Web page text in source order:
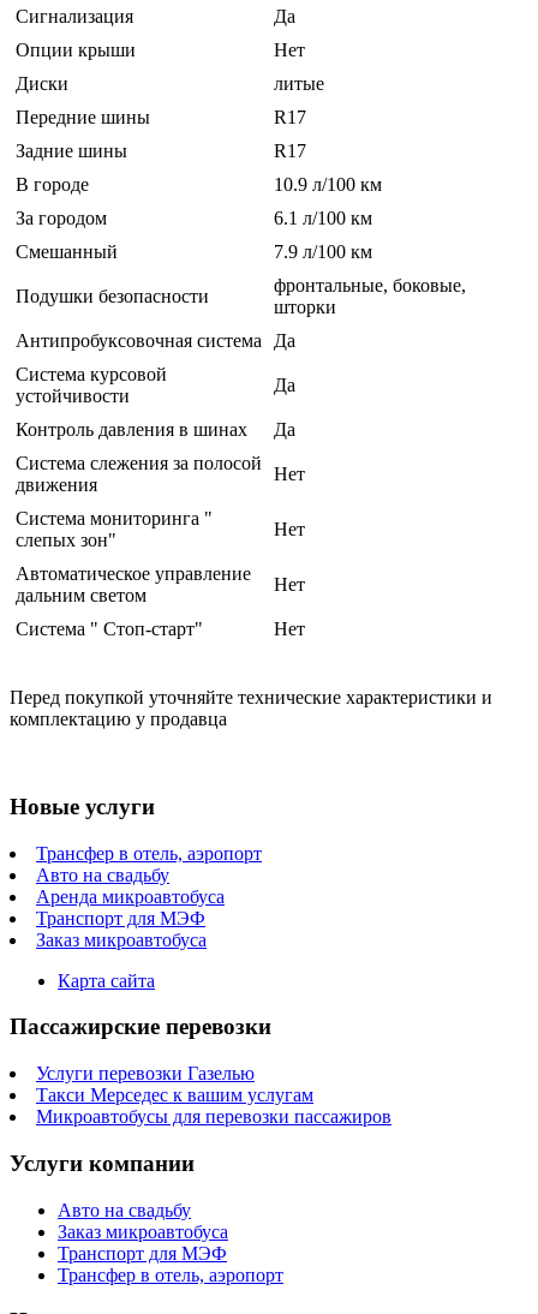
Сигнализация
Да
Опции крыши
Нет
Диски
литые
Передние шины
R17
Задние шины
R17
В городе
10.9 л/100 км
За городом
6.1 л/100 км
Смешанный
7.9 л/100 км
Подушки безопасности
фронтальные, боковые,
шторки
Антипробуксовочная система
Да
Система курсовой
устойчивости
Да
Контроль давления в шинах
Да
Система слежения за полосой
движения
Нет
Система мониторинга "
слепых зон"
Нет
Автоматическое управление
дальним светом
Нет
Система " Стоп-старт" Нет
Перед покупкой уточняйте технические характеристики и
комплектацию у продавца
Новые услуги
Трансфер в отель, аэропорт
Авто на свадьбу
Аренда микроавтобуса
Транспорт для МЭФ
Заказ микроавтобуса
Карта сайта
Пассажирские перевозки
Услуги перевозки Газелью
Такси Мерседес к вашим услугам
Микроавтобусы для перевозки пассажиров
Услуги компании
Авто на свадьбу
Заказ микроавтобуса
Транспорт для МЭФ
Трансфер в отель, аэропорт